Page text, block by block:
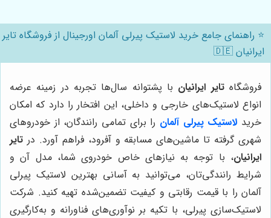
⭐️ راهنمای جامع خرید لاستیک پیرلی آلمان اورجینال از فروشگاه تایر
ایرانیان 🇩🇪
فروشگاهتایر ایرانیان با پشتوانه سال‌ها تجربه در زمینه عرضه
انواع لاستیک‌های خارجی و داخلی، این افتخار را دارد که امکان
خرید لاستیک پیرلی آلمان را برای تمامی رانندگان، از خودروهای
شهری گرفته تا ماشین‌های مسابقه و آفرود، فراهم آورد. در تایر
ایرانیان، با توجه به نیازهای خاص خودروی شما، مدل آن و
شرایط رانندگی‌تان، می‌توانید به آسانی بهترین لاستیک پیرلی
آلمان را با قیمت رقابتی و کیفیت تضمین‌شده تهیه کنید. شرکت
لاستیک‌سازی پیرلی، با تکیه بر نوآوری‌های فناورانه و به‌کارگیری